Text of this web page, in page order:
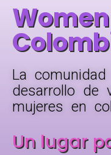
La
desarrollo de
mujeres en
Un lugar